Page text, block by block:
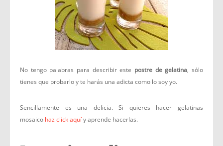
No tengo palabras para describir este postre de gelatina, sólo
tienes que probarlo y te harás una adicta como lo soy yo.
Sencillamente es una delicia. Si quieres hacer gelatinas
mosaico haz click aquíy aprende hacerlas.